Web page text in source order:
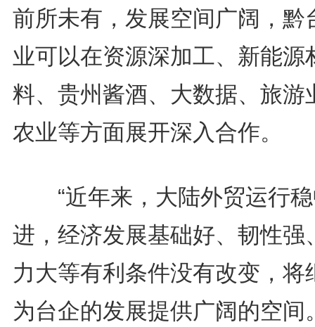
前所未有，发展空间广阔，黔
业可以在资源深加工、新能源
料、贵州酱酒、大数据、旅游
农业等方面展开深入合作。
“近年来，大陆外贸运行稳
进，经济发展基础好、韧性强
力大等有利条件没有改变，将
为台企的发展提供广阔的空间